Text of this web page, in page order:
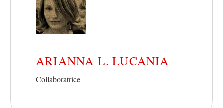
ARIANNA L. LUCANIA
Collaboratrice